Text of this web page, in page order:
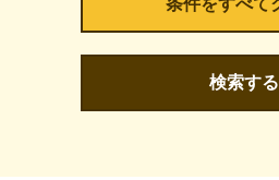
検索する